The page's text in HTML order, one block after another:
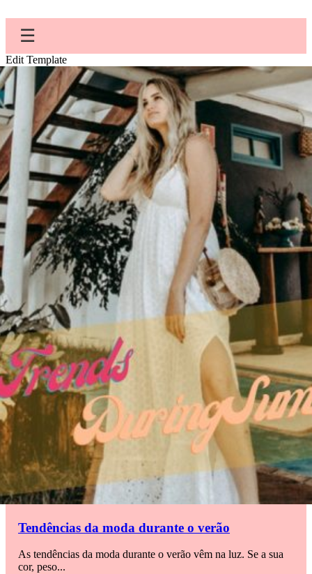
☰
Edit Template
Tendências da moda durante o verão
As tendências da moda durante o verão vêm na luz. Se a sua
cor, peso...